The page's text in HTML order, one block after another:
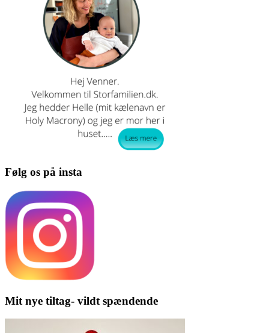
Følg os på insta
Mit nye tiltag- vildt spændende